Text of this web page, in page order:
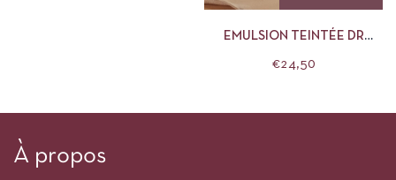
EMULSION TEINTÉE DR
€24,50
À propos